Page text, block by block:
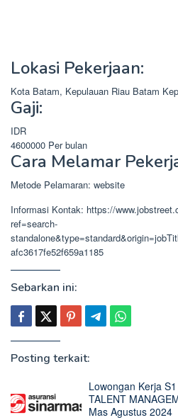
Lokasi Pekerjaan:
Kota Batam, Kepulauan Riau Batam
Gaji:
IDR
4600000 Per bulan
Cara Melamar
Metode Pelamaran: website
Informasi Kontak: https://
ref=search-
afc3617fe52f659a1185
Sebarkan ini:
Posting terkait:
Lowongan Kerja
TALENT
Mas Agustus 2024